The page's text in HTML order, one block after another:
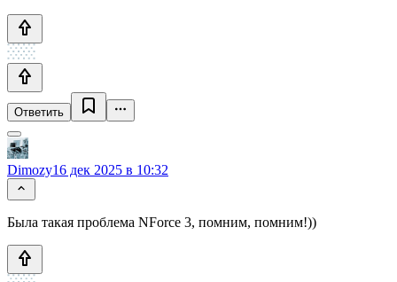
Ответить
Dimozy16 дек 2025 в 10:32
Была такая проблема NForce 3, помним, помним!))